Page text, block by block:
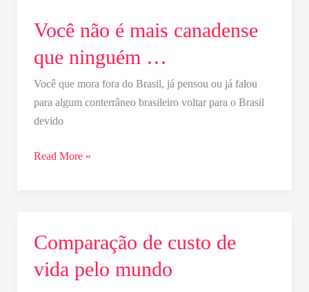
Você não é mais canadense
que ninguém …
Você que mora fora do Brasil, já pensou ou já falou
para algum conterrâneo brasileiro voltar para o Brasil
devido
Read More »
Comparação de custo de
vida pelo mundo
Comparação
custo